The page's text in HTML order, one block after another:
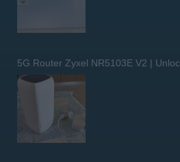
5G Router Zyxel NR5103E V2 |